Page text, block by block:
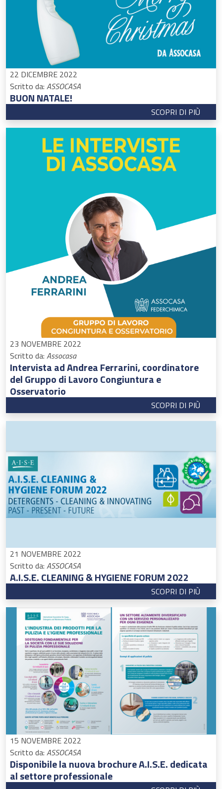
22 DICEMBRE 2022
Scritto da: ASSOCASA
BUON NATALE!
SCOPRI DI PIÙ
23 NOVEMBRE 2022
Scritto da: Assocasa
Intervista ad Andrea Ferrarini, coordinatore
del Gruppo di Lavoro Congiuntura e
Osservatorio
SCOPRI DI PIÙ
21 NOVEMBRE 2022
Scritto da: ASSOCASA
A.I.S.E. CLEANING & HYGIENE FORUM 2022
SCOPRI DI PIÙ
15 NOVEMBRE 2022
Scritto da: ASSOCASA
Disponibile la nuova brochure A.I.S.E. dedicata
al settore professionale